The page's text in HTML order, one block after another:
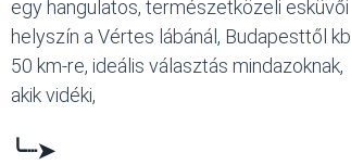
egy hangulatos, természetközeli esküvői
helyszín a Vértes lábánál, Budapesttől kb.
50 km-re, ideális választás mindazoknak,
akik vidéki,
╰┈➤